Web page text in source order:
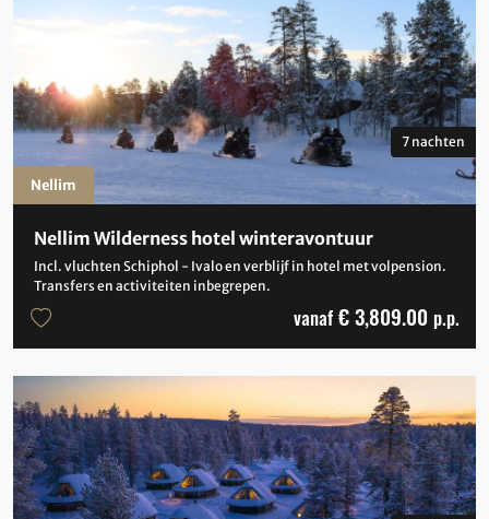
Nellim Wilderness hotel winteravontuur
Incl. vluchten Schiphol - Ivalo en verblijf in hotel met volpension.
Transfers en activiteiten inbegrepen.
7 nachten
vanaf € 3,809.00 p.p.
Nellim